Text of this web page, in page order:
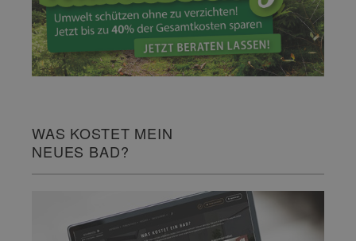
WAS KOSTET MEIN
NEUES BAD?